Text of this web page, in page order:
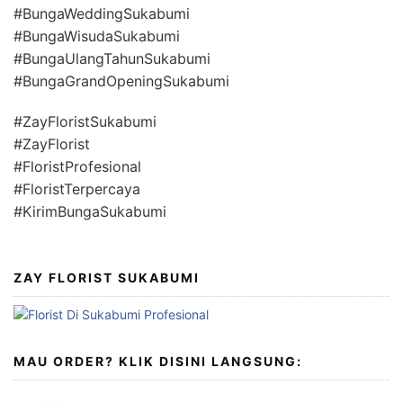
#BungaWeddingSukabumi
#BungaWisudaSukabumi
#BungaUlangTahunSukabumi
#BungaGrandOpeningSukabumi
#ZayFloristSukabumi
#ZayFlorist
#FloristProfesional
#FloristTerpercaya
#KirimBungaSukabumi
ZAY FLORIST SUKABUMI
MAU ORDER? KLIK DISINI LANGSUNG: